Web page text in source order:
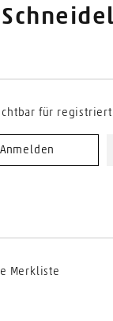
für
Anmelden
Merkliste